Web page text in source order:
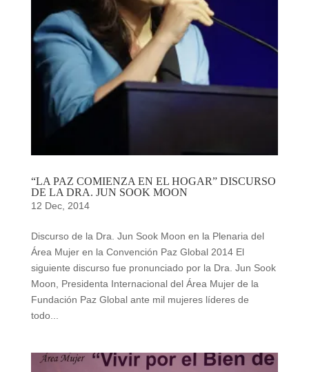
“LA PAZ COMIENZA EN EL HOGAR” DISCURSO
DE LA DRA. JUN SOOK MOON
12 Dec, 2014
Discurso de la Dra. Jun Sook Moon en la Plenaria del
Área Mujer en la Convención Paz Global 2014 El
siguiente discurso fue pronunciado por la Dra. Jun Sook
Moon, Presidenta Internacional del Área Mujer de la
Fundación Paz Global ante mil mujeres líderes de
todo...